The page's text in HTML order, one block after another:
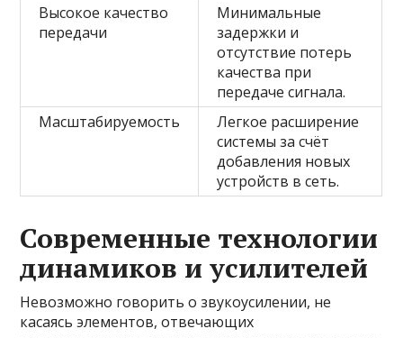
Высокое качество
передачи
Минимальные
задержки и
отсутствие потерь
качества при
передаче сигнала.
Масштабируемость
Легкое расширение
системы за счёт
добавления новых
устройств в сеть.
Современные технологии
динамиков и усилителей
Невозможно говорить о звукоусилении, не
касаясь элементов, отвечающих